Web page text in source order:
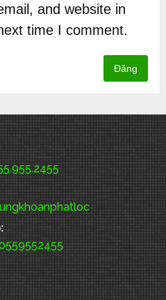
and website in
time I comment.